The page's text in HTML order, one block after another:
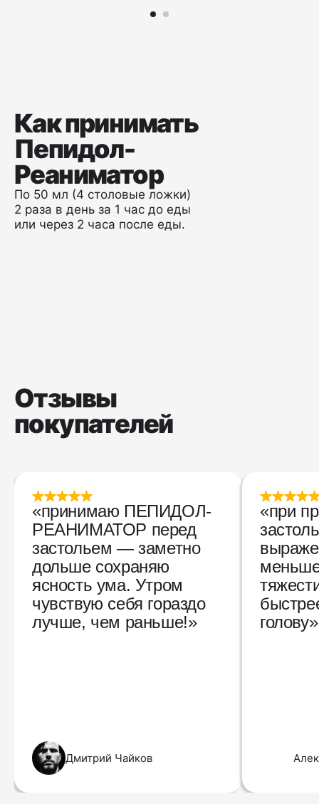
Как принимать
Пепидол-
Реаниматор
По 50 мл (4 столовые ложки)
2 раза в день за 1 час до еды
или через 2 часа после еды.
Отзывы
покупателей
«принимаю ПЕПИДОЛ-
РЕАНИМАТОР перед
застольем — заметно
дольше сохраняю
ясность ума. Утром
чувствую себя гораздо
лучше, чем раньше!»
Дмитрий Чайков
«при
голову»